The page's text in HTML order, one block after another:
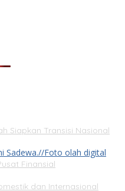
Siapkan Transisi Nasional
Finansial
dan Internasional